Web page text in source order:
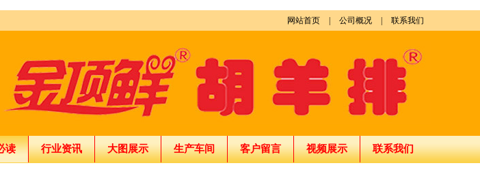
网站首页 公司概况 联系我们
读 行业资讯 大图展示 生产车间 客户留言 视频展示 联系我们